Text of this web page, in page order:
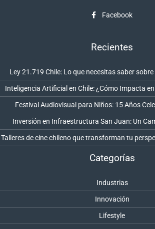
Facebook
Recientes
Ley 21.719 Chile: Lo que necesitas saber
Inteligencia Artificial en Chile: ¿Cómo Impacta
Festival Audiovisual para Niños: 15 Años
Inversión en Infraestructura San Juan: Un
Talleres de cine chileno que transforman tu
Categorías
Industrias
Innovación
Lifestyle